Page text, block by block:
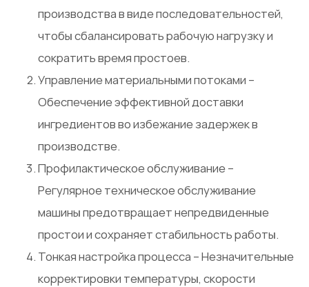
производства в виде последовательностей,
чтобы сбалансировать рабочую нагрузку и
сократить время простоев.
Управление материальными потоками –
Обеспечение эффективной доставки
ингредиентов во избежание задержек в
производстве.
Профилактическое обслуживание–
Регулярное техническое обслуживание
машины предотвращает непредвиденные
простои и сохраняет стабильность работы.
Тонкая настройка процесса – Незначительные
корректировки температуры, скорости